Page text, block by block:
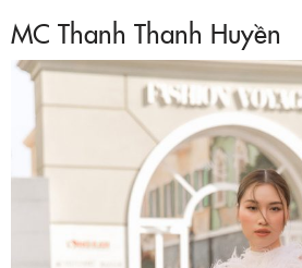
MC Thanh Thanh Huyền